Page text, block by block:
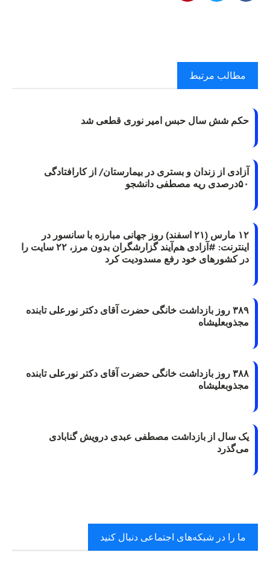
مطالب مرتبط
حکم شش سال حبس امیر نوری قطعی شد
آزادی از زندان و بستری در بیمارستان/ از کارافتادگی
۵۰درصدی ریه مصطفی دانشجو
۱۲ مارس (۲۱ اسفند) روز جهانی مبارزه با سانسور در
اینترنت: #آزادی هم‌آیند گزارشگران‌ بدون مرز، ۲۲ سایت را
در کشورهای خود رفع مسدودیت کرد
۳۸۹ روز بازداشت خانگی حضرت آقای دکتر نورعلی تابنده
مجذوبعلیشاه
۳۸۸ روز بازداشت خانگی حضرت آقای دکتر نورعلی تابنده
مجذوبعلیشاه
یک سال از بازداشت مصطفی عبدی درویش گنابادی
می‌گذرد
ما را در شبکه‌های اجتماعی دنبال کنید